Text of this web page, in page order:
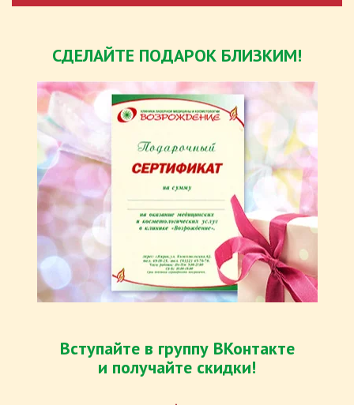
СДЕЛАЙТЕ ПОДАРОК БЛИЗКИМ!
Вступaйте в группу ВКонтакте
и получайте скидки!